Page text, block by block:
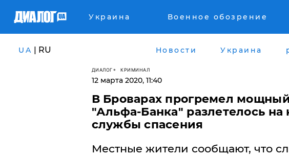
Украина Военное обозрение
UA | RU Новости Украина
ДИАЛОГ КРИМИНАЛ
12 марта 2020, 11:40
В Броварах прогремел
"Альфа-Банка" разлетелось на
службы спасения
Местные жители сообщают, что